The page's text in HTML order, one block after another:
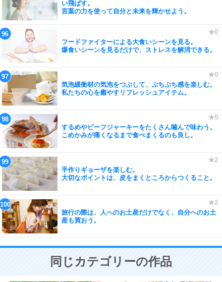
い飛ばす。
言葉の力を使って自分と未来を輝かせよう。
フードファイターによる大食いシーンを見る。
爆食いシーンを見るだけで、ストレスを解消できる。
気泡緩衝材の気泡をつぶして、ぷちぷち感を楽しむ。
私たちの心を癒やすリフレッシュアイテム。
するめやビーフジャーキーをたくさん噛んで味わう。
こめかみが痛くなるまで食べまくるのも良し。
手作りギョーザを楽しむ。
大切なポイントは、皮をまくところからつくること。
旅行の際は、人へのお土産だけでなく、自分へのお土
産も買おう。
同じカテゴリーの作品